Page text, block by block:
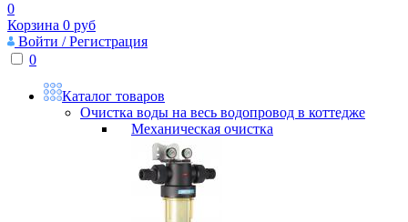
0
Корзина 0 руб
Войти / Регистрация
0
Каталог товаров
Очистка воды на весь водопровод в коттедже
Механическая очистка